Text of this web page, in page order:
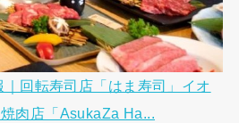
｜回転寿司店「はま寿司」イオ
肉店「AsukaZa Ha...